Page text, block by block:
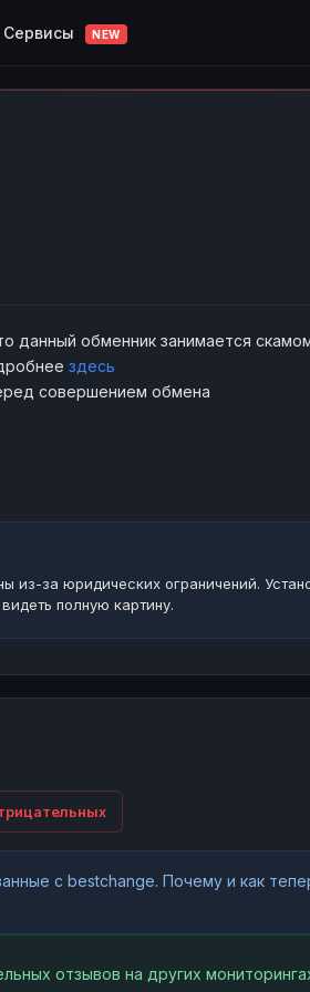
Сервисы NEW
данный обменник занимается
здесь
совершением обмена
из-за юридических ограничений.
полную картину.
с bestchange. Почему и как
отзывов на других